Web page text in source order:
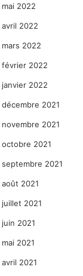
mai 2022
avril 2022
mars 2022
février 2022
janvier 2022
décembre 2021
novembre 2021
octobre 2021
septembre 2021
août 2021
juillet 2021
juin 2021
mai 2021
avril 2021